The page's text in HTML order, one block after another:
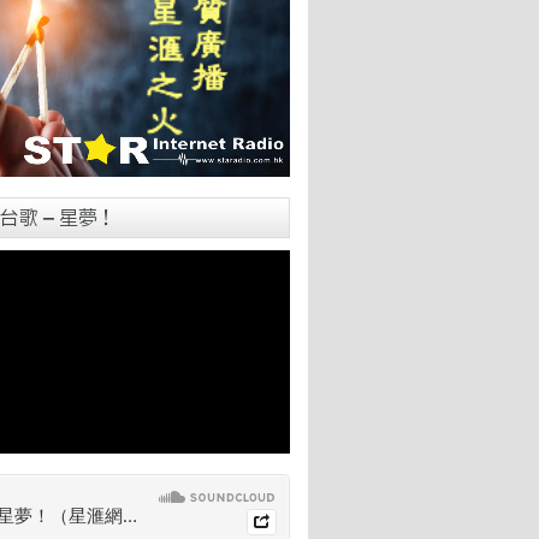
歌 – 星夢！